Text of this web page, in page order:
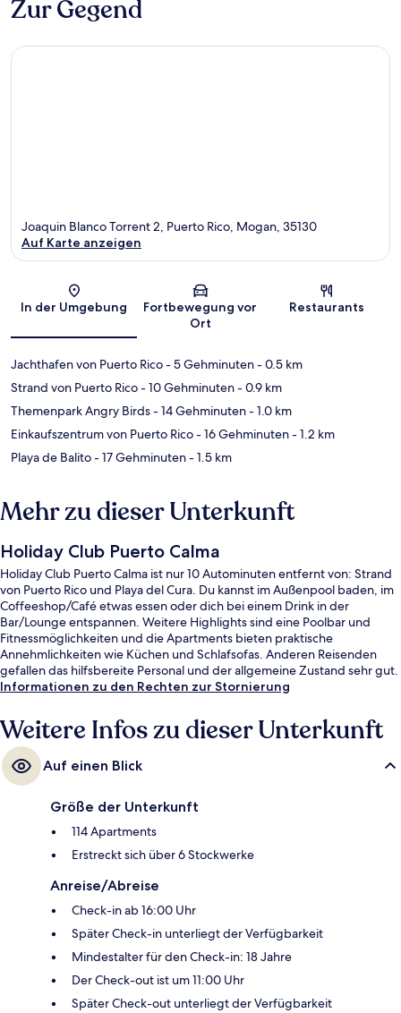
Zur Gegend
Karte
Joaquin Blanco Torrent 2, Puerto Rico, Mogan, 35130
Auf Karte anzeigen
In der Umgebung
Fortbewegung vor
Ort
Restaurants
Jachthafen von Puerto Rico- 5 Gehminuten- 0.5 km
Strand von Puerto Rico- 10 Gehminuten- 0.9 km
Themenpark Angry Birds- 14 Gehminuten- 1.0 km
Einkaufszentrum von Puerto Rico- 16 Gehminuten- 1.2 km
Playa de Balito- 17 Gehminuten- 1.5 km
Mehr zu dieser Unterkunft
Holiday Club Puerto Calma
Holiday Club Puerto Calma ist nur 10 Autominuten entfernt von: Strand
von Puerto Rico und Playa del Cura. Du kannst im Außenpool baden, im
Coffeeshop/Café etwas essen oder dich bei einem Drink in der
Bar/Lounge entspannen. Weitere Highlights sind eine Poolbar und
Fitnessmöglichkeiten und die Apartments bieten praktische
Annehmlichkeiten wie Küchen und Schlafsofas. Anderen Reisenden
gefallen das hilfsbereite Personal und der allgemeine Zustand sehr gut.
Informationen zu den Rechten zur Stornierung
Weitere Infos zu dieser Unterkunft
Auf einen Blick
Größe der Unterkunft
114 Apartments
Erstreckt sich über 6 Stockwerke
Anreise/Abreise
Check-in ab 16:00 Uhr
Später Check-in unterliegt der Verfügbarkeit
Mindestalter für den Check-in: 18 Jahre
Der Check-out ist um 11:00 Uhr
Später Check-out unterliegt der Verfügbarkeit